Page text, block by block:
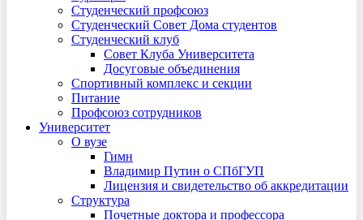
Студенческий профсоюз
Студенческий Совет Дома студентов
Студенческий клуб
Совет Клуба Университета
Досуговые объединения
Спортивный комплекс и секции
Питание
Профсоюз сотрудников
Университет
О вузе
Гимн
Владимир Путин о СПбГУП
Лицензия и свидетельство об аккредитации
Структура
Почетные доктора и профессора